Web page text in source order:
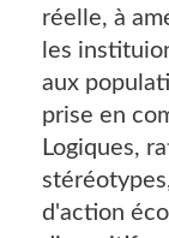
réelle, à
les
aux
prise en
Logiques,
d'action